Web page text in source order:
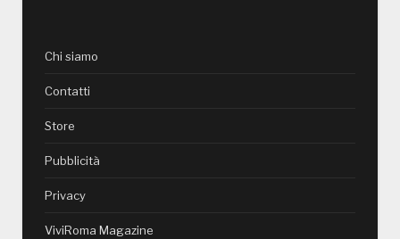
Chi siamo
Contatti
Store
Pubblicità
Privacy
ViviRoma Magazine